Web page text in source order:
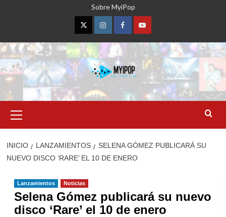
Sobre MyiPop
TwitterInstagramFacebookYouTube
primario
INICIO LANZAMIENTOS
SELENA GÓMEZ PUBLICARÁ SU
NUEVO DISCO ‘RARE’ EL 10 DE ENERO
Lanzamientos Noticias
Selena Gómez publicará su nuevo
disco ‘Rare’ el 10 de enero